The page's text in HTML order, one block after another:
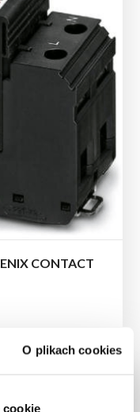
O plikach cookies
CONTACT